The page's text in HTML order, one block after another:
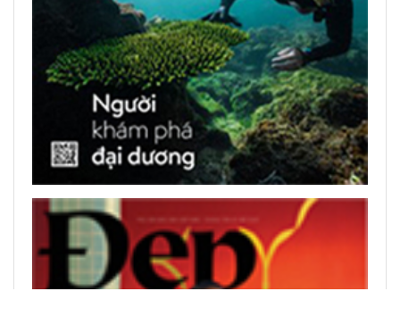
ЧИТАТЬ ПЕЧАТНЫЕ ПУБЛИКАЦИИ